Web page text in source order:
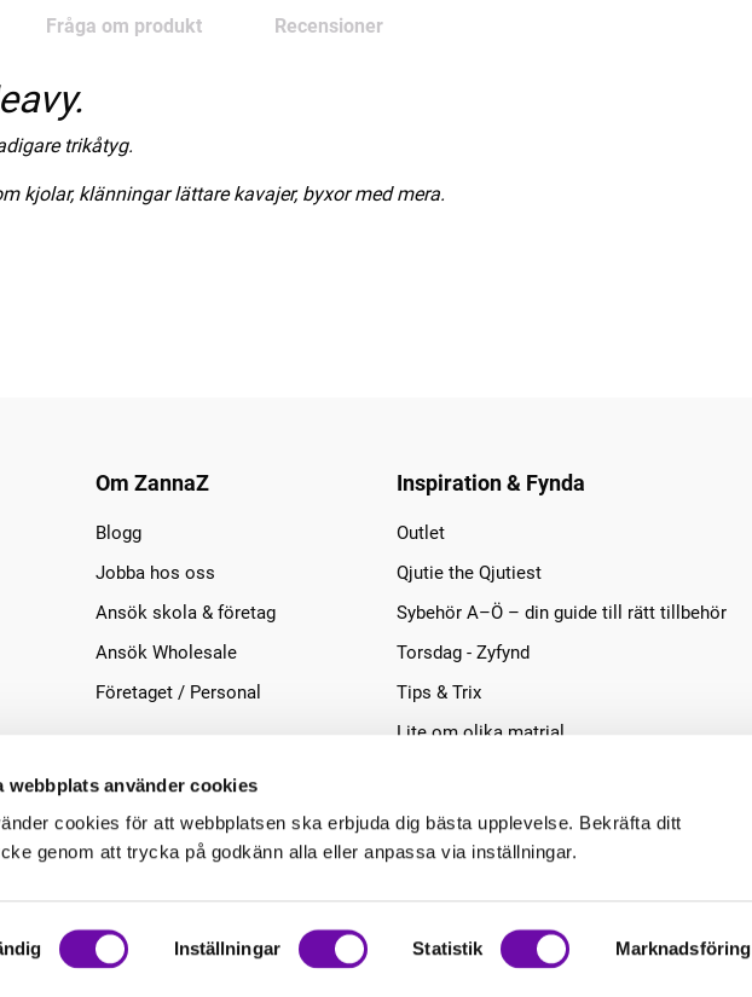
webbplats använder cookies
cookies för att webbplatsen ska erbjuda dig bästa upplevelse. Bekräfta ditt
genom att trycka på godkänn alla eller anpassa via inställningar.
Inställningar Statistik Marknadsföring
Fråga om produkt Recensioner
trikåtyg.
kjolar, klänningar lättare kavajer, byxor med mera.
Om ZannaZ
Blogg
Jobba hos oss
Ansök skola & företag
Ansök Wholesale
Företaget / Personal
Inspiration & Fynda
Outlet
Qjutie the Qjutiest
Sybehör A–Ö – din guide till rätt tillbehör
Torsdag - Zyfynd
Tips & Trix
Lite om olika matrial